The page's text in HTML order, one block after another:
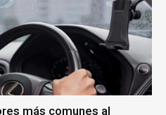
más comunes al